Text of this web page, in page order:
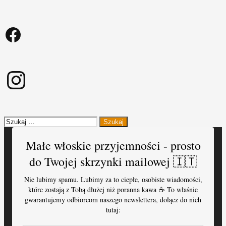
Facebook
Instagram
Szukaj:
Małe włoskie przyjemności - prosto
do Twojej skrzynki mailowej 🇮🇹
Nie lubimy spamu. Lubimy za to ciepłe, osobiste wiadomości,
które zostają z Tobą dłużej niż poranna kawa ☕️ To właśnie
gwarantujemy odbiorcom naszego newslettera, dołącz do nich
tutaj: